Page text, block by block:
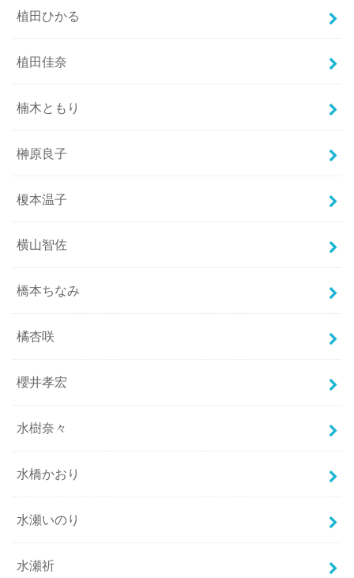
植田ひかる
植田佳奈
楠木ともり
榊原良子
榎本温子
横山智佐
橋本ちなみ
橘杏咲
櫻井孝宏
水樹奈々
水橋かおり
水瀬いのり
水瀬祈